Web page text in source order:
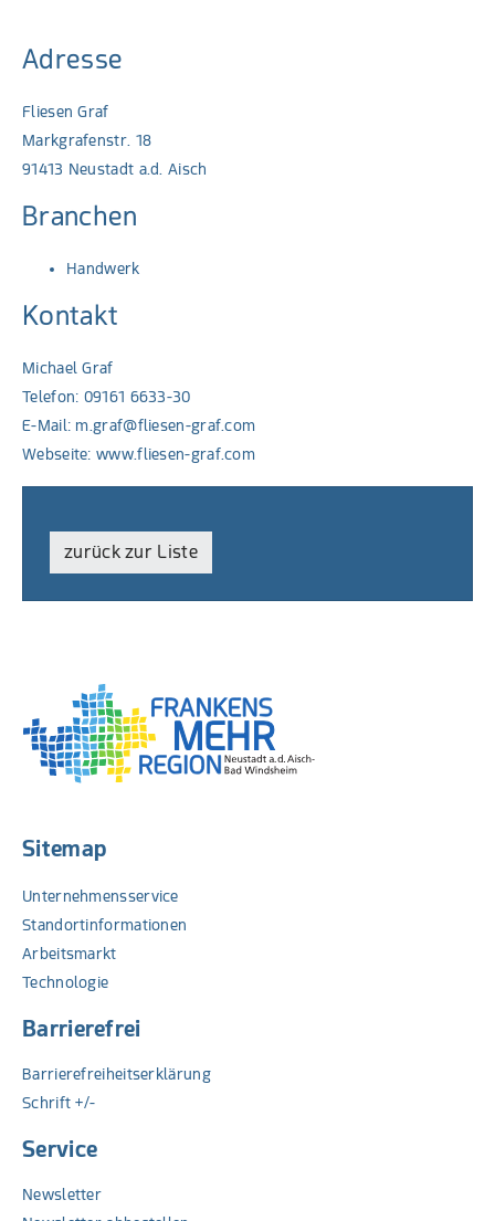
Adresse
Fliesen Graf
Markgrafenstr. 18
91413 Neustadt a.d. Aisch
Branchen
Handwerk
Kontakt
Michael Graf
Telefon: 09161 6633-30
E-Mail: m.graf@fliesen-graf.com
Webseite: www.fliesen-graf.com
zurück zur Liste
Sitemap
Unternehmensservice
Standortinformationen
Arbeitsmarkt
Technologie
Barrierefrei
Barrierefreiheitserklärung
Schrift +/-
Service
Newsletter